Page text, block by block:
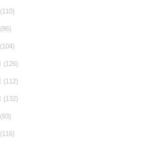
(110)
(86)
(104)
(126)
(112)
(132)
(93)
(116)